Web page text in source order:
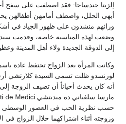
إلزبتا جندساجا: فقد اصطفت على سفح
أبهى الحلل، واصطف أمامهن أطفالهن
ورائهم منشدون على ظهور الجياد في
وضعت لهذه المناسبة خاصة، وقدمت
إلى الدوقة الجديدة ولاء أهل المدينة
وكانت المرأة بعد الزواج تحتفظ عادة
أنه كان يحدث أحياناً أن تضيف الزوجة
حسب نظرية الحب في العصور الوسطى
وزوجته أثناء اشتراكهما خلال الزواج في